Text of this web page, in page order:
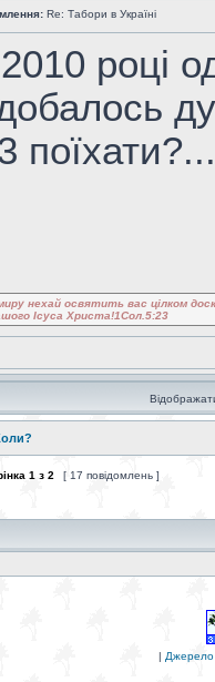
Re: Табори в Україні
році
нехай освятить вас цілком
Ісуса Христа!1Сол.5:23
1 з 2 [ 17 повідомлень ]
| Джерело